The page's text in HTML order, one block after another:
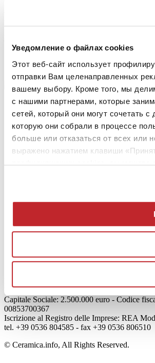
Уведомление о файлах cookies
Этот веб-сайт использует
отправки Вам целенаправленных
вашему выбору. Кроме того, мы
с нашими партнерами, которые
сетей, который они могут сочетать
которую они собрали в процессе
больше или отказаться от всех или
выражено нажатием клавиши
профилирующих cookies, вы можете
О нас
Mog 231/01
Credits
Viale Monte Santo, 40 - 41049 Sassuolo
Capitale Sociale: 2.500.000 euro - Codice
00853700367
Iscrizione al Registro delle Imprese: REA
tel. +39 0536 804585 - fax +39 0536 806510
© Ceramica.info, All Rights Reserved.